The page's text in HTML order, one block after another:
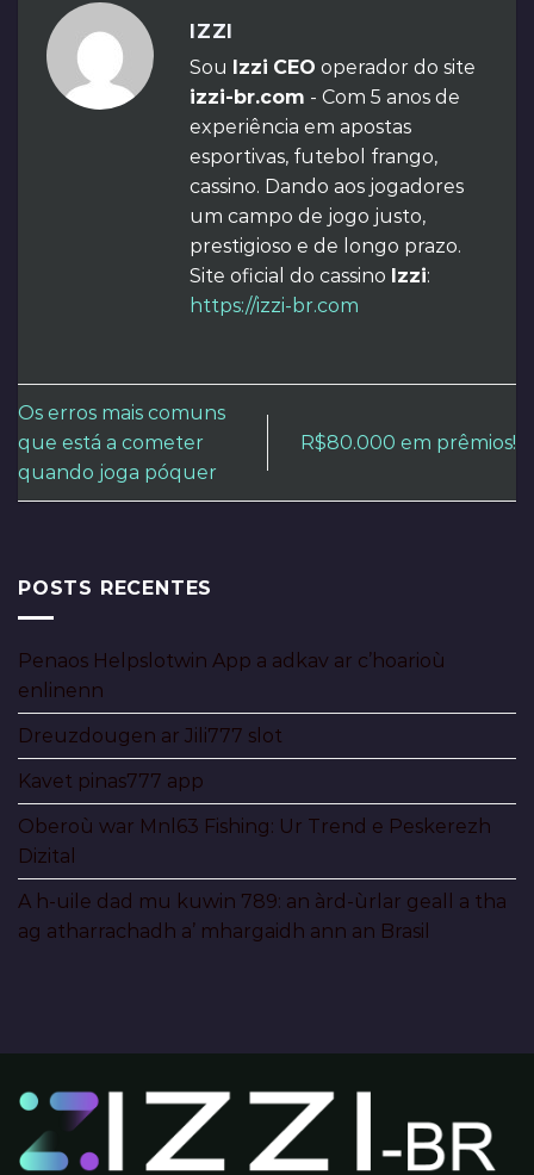
IZZI
Sou Izzi CEO operador do site
izzi-br.com - Com 5 anos de
experiência em apostas
esportivas, futebol frango,
cassino. Dando aos jogadores
um campo de jogo justo,
prestigioso e de longo prazo.
Site oficial do cassino Izzi:
https://izzi-br.com
Os erros mais comuns
que está a cometer
quando joga póquer
R$80.000 em prêmios!
POSTS RECENTES
Penaos Helpslotwin App a adkav ar c’hoarioù
enlinenn
Dreuzdougen ar Jili777 slot
Kavet pinas777 app
Oberoù war Mnl63 Fishing: Ur Trend e Peskerezh
Dizital
A h-uile dad mu kuwin 789: an àrd-ùrlar geall a tha
ag atharrachadh a’ mhargaidh ann an Brasil